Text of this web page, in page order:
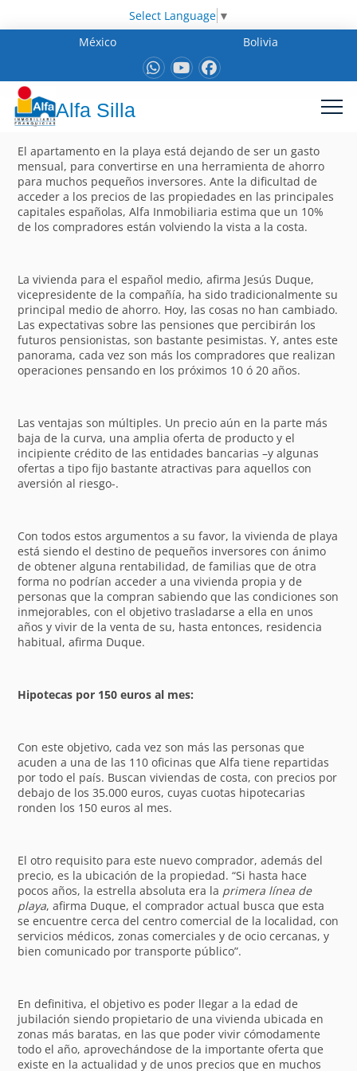
Select Language ▼
México
Bolivia
Alfa Silla
El apartamento en la playa está dejando de ser un gasto
mensual, para convertirse en una herramienta de ahorro
para muchos pequeños inversores. Ante la dificultad de
acceder a los precios de las propiedades en las principales
capitales españolas, Alfa Inmobiliaria estima que un 10%
de los compradores están volviendo la vista a la costa.
La vivienda para el español medio, afirma Jesús Duque,
vicepresidente de la compañía, ha sido tradicionalmente su
principal medio de ahorro. Hoy, las cosas no han cambiado.
Las expectativas sobre las pensiones que percibirán los
futuros pensionistas, son bastante pesimistas. Y, antes este
panorama, cada vez son más los compradores que realizan
operaciones pensando en los próximos 10 ó 20 años.
Las ventajas son múltiples. Un precio aún en la parte más
baja de la curva, una amplia oferta de producto y el
incipiente crédito de las entidades bancarias –y algunas
ofertas a tipo fijo bastante atractivas para aquellos con
aversión al riesgo-.
Con todos estos argumentos a su favor, la vivienda de playa
está siendo el destino de pequeños inversores con ánimo
de obtener alguna rentabilidad, de familias que de otra
forma no podrían acceder a una vivienda propia y de
personas que la compran sabiendo que las condiciones son
inmejorables, con el objetivo trasladarse a ella en unos
años y vivir de la venta de su, hasta entonces, residencia
habitual, afirma Duque.
Hipotecas por 150 euros al mes:
Con este objetivo, cada vez son más las personas que
acuden a una de las 110 oficinas que Alfa tiene repartidas
por todo el país. Buscan viviendas de costa, con precios por
debajo de los 35.000 euros, cuyas cuotas hipotecarias
ronden los 150 euros al mes.
El otro requisito para este nuevo comprador, además del
precio, es la ubicación de la propiedad. “Si hasta hace
pocos años, la estrella absoluta era la primera línea de
playa, afirma Duque, el comprador actual busca que esta
se encuentre cerca del centro comercial de la localidad, con
servicios médicos, zonas comerciales y de ocio cercanas, y
bien comunicado por transporte público”.
En definitiva, el objetivo es poder llegar a la edad de
jubilación siendo propietario de una vivienda ubicada en
zonas más baratas, en las que poder vivir cómodamente
todo el año, aprovechándose de la importante oferta que
existe en la actualidad y de unos precios que en muchos